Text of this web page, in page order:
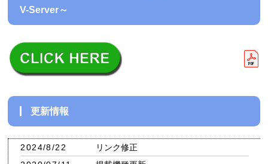
V-Server～
更新情報
2024/8/22
リンク修正